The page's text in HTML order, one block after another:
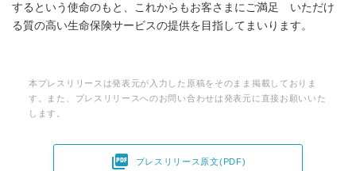
するという使命のもと、これからもお客さまにご満足 いただけ
る質の高い生命保険サービスの提供を目指してまいります。
本プレスリリースは発表元が入力した原稿をそのまま掲載しておりま
す。また、プレスリリースへのお問い合わせは発表元に直接お願いいた
します。
 プレスリリース原文(PDF)